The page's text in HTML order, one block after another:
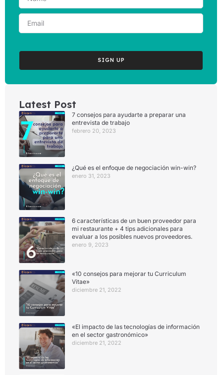
SIGN UP
Latest Post
7 consejos para ayudarte a preparar una
entrevista de trabajo
febrero 20, 2023
¿Qué es el enfoque de negociación win-win?
enero 31, 2023
6 características de un buen proveedor para
mi restaurante + 4 tips adicionales para
evaluar a los posibles nuevos proveedores.
enero 9, 2023
«10 consejos para mejorar tu Curriculum
Vitae»
diciembre 21, 2022
«El impacto de las tecnologías de información
en el sector gastronómico»
diciembre 21, 2022